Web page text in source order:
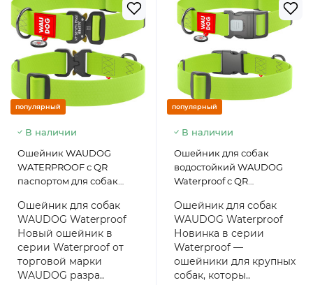
популярный
В наличии
Ошейник WAUDOG
WATERPROOF с QR
паспортом для собак
водоотталкивающего
материала COLLARTEX,
металлическая пряжка-
фастекс с площадкой для
гравировки, 46-70 см 40
мм Салатовый
Ошейник для собак
WAUDOG Waterproof
Новый ошейник в
серии Waterproof от
торговой марки
WAUDOG разра..
популярный
В наличии
Ошейник для собак
водостойкий WAUDOG
Waterproof c QR
фастекс, салатовый,
размер XXL, 46-70 см 40
мм
Ошейник для собак
WAUDOG Waterproof
Новинка в серии
Waterproof —
ошейники для крупных
собак, которы..